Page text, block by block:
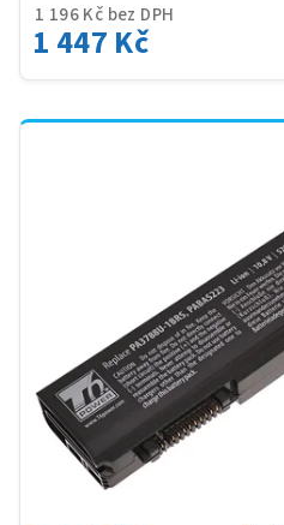
1 196 Kč bez DPH
1 447 Kč